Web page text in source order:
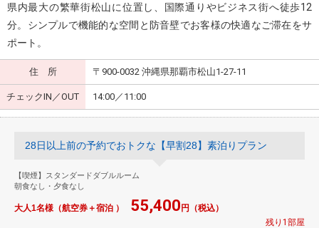
県内最大の繁華街松山に位置し、国際通りやビジネス街へ徒歩12
分。シンプルで機能的な空間と防音壁でお客様の快適なご滞在をサ
ポート。
住 所 〒900-0032 沖縄県那覇市松山1-27-11
チェックIN／OUT 14:00／11:00
28日以上前の予約でおトクな【早割28】素泊りプラン
【喫煙】スタンダードダブルルーム
朝食なし・夕食なし
大人1名様（航空券＋宿泊 ） 55,400 円（税込）
残り1部屋